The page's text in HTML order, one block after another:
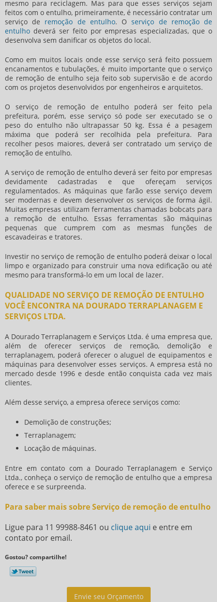
mesmo para reciclagem. Mas para que esses serviços sejam
feitos com o entulho, primeiramente, é necessário contratar um
serviço de remoção de entulho. Oserviço de remoção de
entulho deverá ser feito por empresas especializadas, que o
desenvolva sem danificar os objetos do local.
Como em muitos locais onde esse serviço será feito possuem
encanamentos e tubulações, é muito importante que o serviço
de remoção de entulhoseja feito sob supervisão e de acordo
com os projetos desenvolvidos por engenheiros e arquitetos.
O serviço de remoção de entulho poderá ser feito pela
prefeitura, porém, esse serviço só pode ser executado se o
peso do entulho não ultrapassar 50 kg. Essa é a pesagem
máxima que poderá ser recolhida pela prefeitura. Para
recolher pesos maiores, deverá ser contratado um serviço de
remoção de entulho.
Aserviço de remoção de entulho deverá ser feito por empresas
devidamente cadastradas e que ofereçam serviços
regulamentados. As máquinas que farão esse serviço devem
ser modernas e devem desenvolver os serviços de forma ágil.
Muitas empresas utilizam ferramentas chamadas bobcats para
a remoção de entulho. Essas ferramentas são máquinas
pequenas que cumprem com as mesmas funções de
escavadeiras e tratores.
Investir noserviço de remoção de entulhopoderá deixar o local
limpo e organizado para construir uma nova edificação ou até
mesmo para transformá-lo em um local de lazer.
QUALIDADE NO SERVIÇO DE REMOÇÃO DE ENTULHO
VOCÊ ENCONTRA NA DOURADO TERRAPLANAGEM E
SERVIÇOS LTDA.
A Dourado Terraplanagem e Serviços Ltda. é uma empresa que,
além de oferecer serviços de remoção, demolição e
terraplanagem, poderá oferecer o aluguel de equipamentos e
máquinas para desenvolver esses serviços. A empresa está no
mercado desde 1996 e desde então conquista cada vez mais
clientes.
Além desse serviço, a empresa oferece serviços como:
Demolição de construções;
Terraplanagem;
Locação de máquinas.
Entre em contato com a Dourado Terraplanagem e Serviço
Ltda., conheça oserviço de remoção de entulhoque a empresa
oferece e se surpreenda.
Para saber mais sobre Serviço de remoção de entulho
Ligue para 11 99988-8461 ou clique aqui e entre em
contato por email.
Gostou? compartilhe!
Envie seu Orçamento